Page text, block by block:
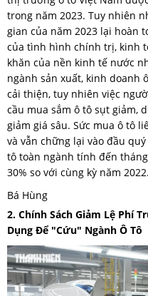
trong năm 2023. Tuy nhiên
gian của năm 2023 lại hoàn
của tình hình chính trị, kinh
khăn của nền kinh tế nước
ngành sản xuất, kinh doanh
cải thiện, tuy nhiên việc
cầu mua sắm ô tô sụt giảm,
giảm giá sâu. Sức mua ô tô
và vẫn chững lại vào đầu
tô toàn ngành tính đến
30% so với cùng kỳ năm 2022.
Bá Hùng
2. Chính Sách Giảm Lệ Phí
Dụng Để "cứu" Ngành Ô Tô